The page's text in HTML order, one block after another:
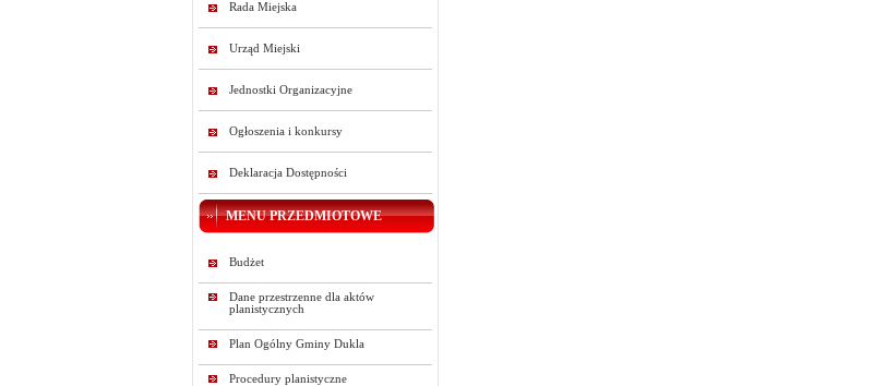
Rada Miejska
Urząd Miejski
Jednostki Organizacyjne
Ogłoszenia i konkursy
Deklaracja Dostępności
MENU PRZEDMIOTOWE
Budżet
Dane przestrzenne dla aktów
planistycznych
Plan Ogólny Gminy Dukla
Procedury planistyczne